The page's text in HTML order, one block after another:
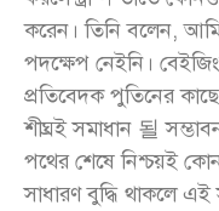
করেন। তিনি বলেন,
পদক্ষেপ নেইনি।
প্রতিবেদক পুতিনের
শীঘ্রই সমাধান 될
পথের শেষে নিশ্চয়ই
সাধারণ বুদ্ধি থাকলে